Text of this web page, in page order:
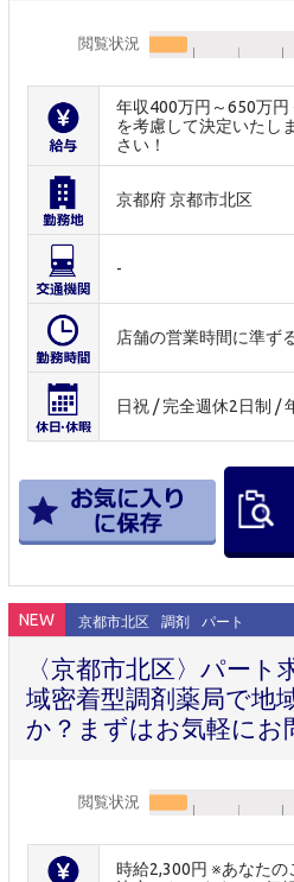
閲覧状況
年収400万円～650万
を考慮して決定いたし
さい！
京都府 京都市北区
-
店舗の営業時間に準ず
日祝 / 完全週休2日制 /
NEW 京都市北区 調剤 パート
〈京都市北区〉パー
域密着型調剤薬局で地
か？まずはお気軽にお
閲覧状況
時給2,300円 ※あなた